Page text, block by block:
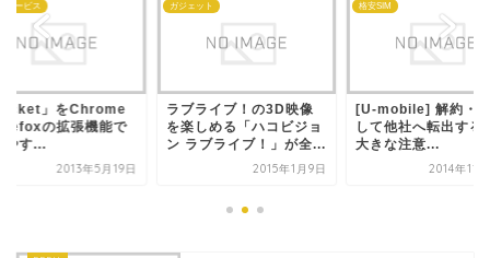
サービス
」をChrome
の拡張機能で
やす...
2013年5月19日
ガジェット
ラブライブ！の3D映像
を楽しめる「ハコビジョ
ン ラブライブ！」が全...
2015年1月9日
格安SIM
[U-mobile] 解約・
して他社へ転出する
大きな注意...
2014年11